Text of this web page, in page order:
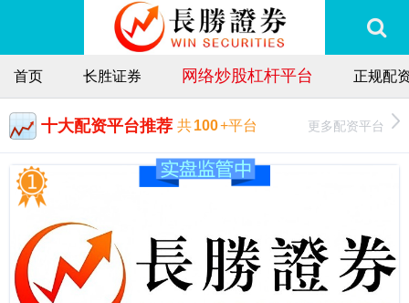
首页 长胜证券 网络炒股杠杆平台 正规配
十大配资平台推荐 共100+平台 更多配资平台